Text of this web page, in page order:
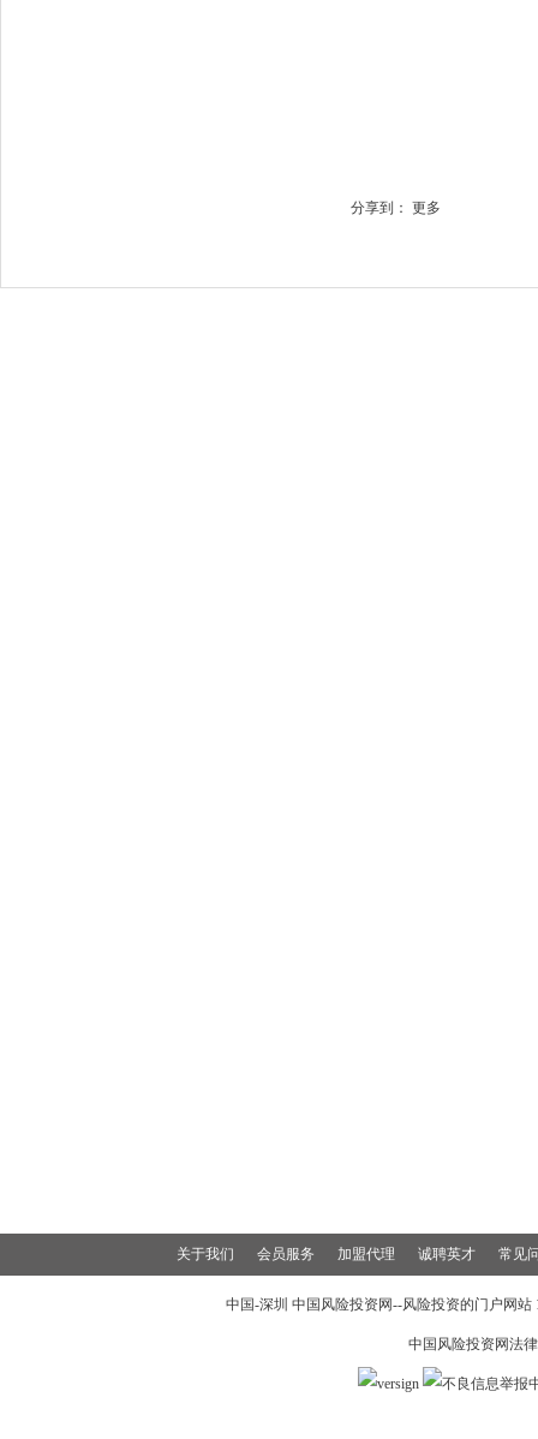
分享到： 更多
关于我们 会员服务 加盟代理 诚聘英才 常见
中国-深圳 中国风险投资网--风险投资的门户网
中国风险投资网法